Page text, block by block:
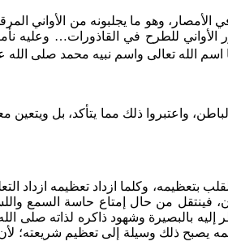
وهو ما يجلبونه من الأواني
للطرح في القاذورات… وعليه
الله تعالى واسم نبيه محمد صلى الله
واعتبروا ذلك مما يتأكد، بل
بتعظيمه، وكلما ازداد تعظيمه ازداد
فينتقل من حال إمتاع حاسة السمع
إليه بالبصيرة وشهود ذاكره لذاته صلى
يصبح ذلك وسيلة إلى تعظيم شريعته؛